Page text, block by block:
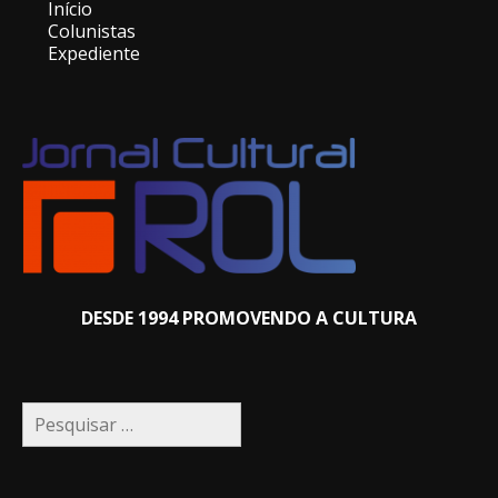
Início
Colunistas
Expediente
DESDE 1994 PROMOVENDO A CULTURA
Pesquisar
por: